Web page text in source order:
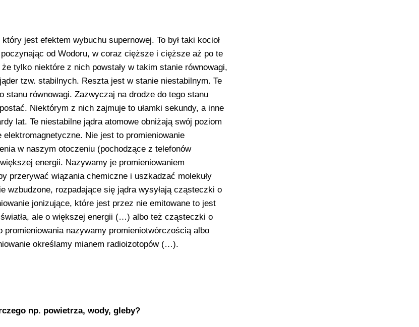
jest efektem wybuchu supernowej. To był taki kocioł
od Wodoru, w coraz cięższe i cięższe aż po te
tylko niektóre z nich powstały w takim stanie równowagi,
tzw. stabilnych. Reszta jest w stanie niestabilnym. Te
stanu równowagi. Zazwyczaj na drodze do tego stanu
Niektórym z nich zajmuje to ułamki sekundy, a inne
lat. Te niestabilne jądra atomowe obniżają swój poziom
Nie jest to promieniowanie
w naszym otoczeniu (pochodzące z telefonów
energii. Nazywamy je promieniowaniem
przerywać wiązania chemiczne i uszkadzać molekuły
rozpadające się jądra wysyłają cząsteczki o
jonizujące, które jest przez nie emitowane to jest
ale o większej energii (…) albo też cząsteczki o
nazywamy promieniotwórczością albo
określamy mianem radioizotopów (…).
np. powietrza, wody, gleby?